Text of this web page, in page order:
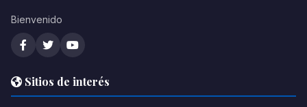
Bienvenido
Sitios de interés